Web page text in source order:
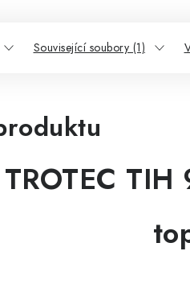
Související soubory (1)
TROTEC